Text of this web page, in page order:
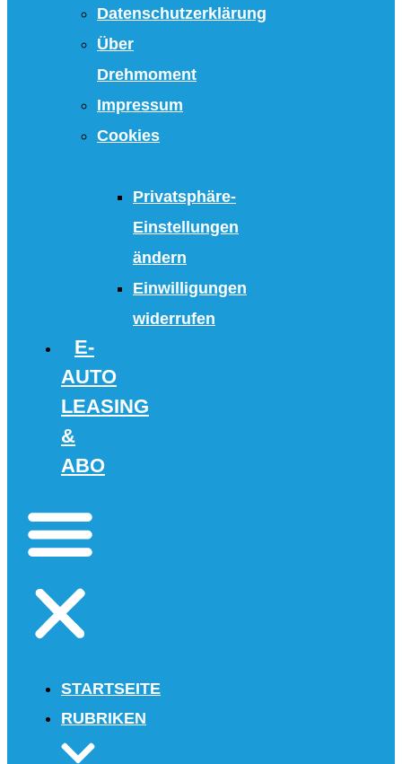
Datenschutzerklärung
Über
Drehmoment
Impressum
Cookies
Privatsphäre-
Einstellungen
ändern
Einwilligungen
widerrufen
E-
AUTO
LEASING
&
ABO
STARTSEITE
RUBRIKEN